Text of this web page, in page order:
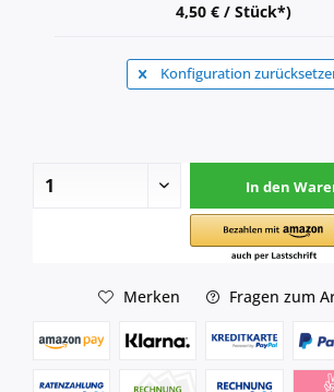
4,50 € / Stück*)
Konfiguration
In den
Merken Fragen zum